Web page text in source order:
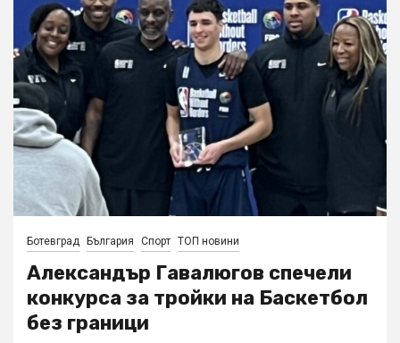
Ботевград България Спорт ТОП новини
Александър Гавалюгов спечели
конкурса за тройки на Баскетбол
без граници